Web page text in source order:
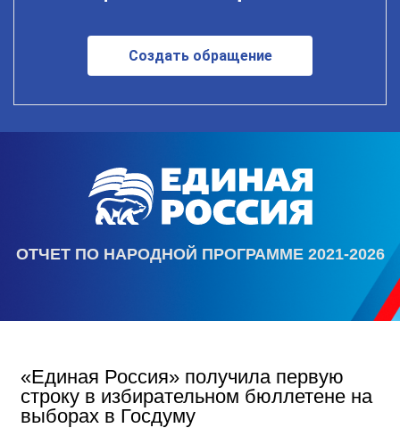
Создать обращение
ОТЧЕТ ПО НАРОДНОЙ ПРОГРАММЕ 2021-2026
«Единая Россия» получила первую
строку в избирательном бюллетене на
выборах в Госдуму